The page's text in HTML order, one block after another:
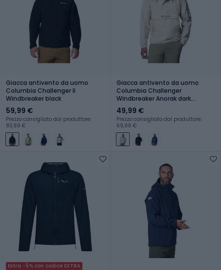
Giacca antivento da uomo
Columbia Challenger II
Windbreaker black
59,99 €
Prezzo consigliato dal produttore:
83,99 €
Giacca antivento da uomo
Columbia Challenger
Windbreaker Anorak dark
stone/ancient fossil
49,99 €
Prezzo consigliato dal produttore:
69,99 €
Extra -5% con codice EXTRA